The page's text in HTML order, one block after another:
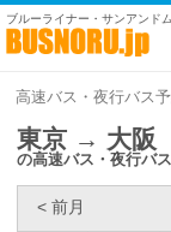
ブルーライナー・サンアンド
高速バス・夜行バス
東京 → 大阪
の高速バス・夜行バス
< 前月